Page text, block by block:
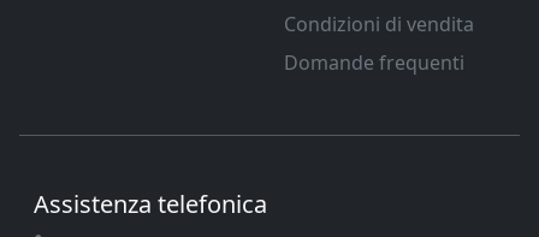
Condizioni di vendita
Domande frequenti
Assistenza telefonica